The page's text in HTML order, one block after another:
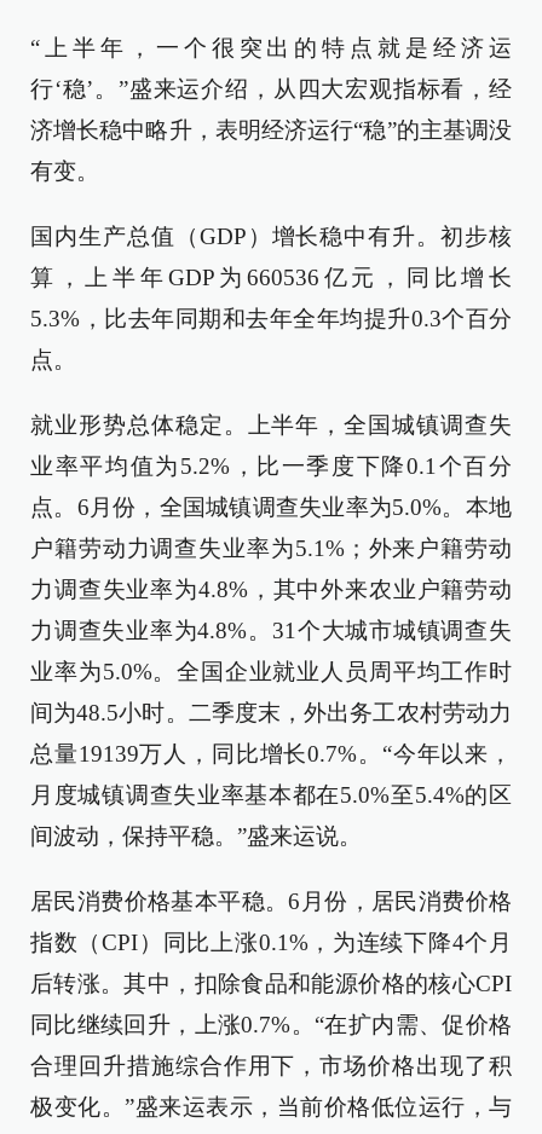
“上半年，一个很突出的特点就是经济运
行‘稳’。”盛来运介绍，从四大宏观指标看，经
济增长稳中略升，表明经济运行“稳”的主基调没
有变。
国内生产总值（GDP）增长稳中有升。初步核
算，上半年GDP为660536亿元，同比增长
5.3%，比去年同期和去年全年均提升0.3个百分
点。
就业形势总体稳定。上半年，全国城镇调查失
业率平均值为5.2%，比一季度下降0.1个百分
点。6月份，全国城镇调查失业率为5.0%。本地
户籍劳动力调查失业率为5.1%；外来户籍劳动
力调查失业率为4.8%，其中外来农业户籍劳动
力调查失业率为4.8%。31个大城市城镇调查失
业率为5.0%。全国企业就业人员周平均工作时
间为48.5小时。二季度末，外出务工农村劳动力
总量19139万人，同比增长0.7%。“今年以来，
月度城镇调查失业率基本都在5.0%至5.4%的区
间波动，保持平稳。”盛来运说。
居民消费价格基本平稳。6月份，居民消费价格
指数（CPI）同比上涨0.1%，为连续下降4个月
后转涨。其中，扣除食品和能源价格的核心CPI
同比继续回升，上涨0.7%。“在扩内需、促价格
合理回升措施综合作用下，市场价格出现了积
极变化。”盛来运表示，当前价格低位运行，与